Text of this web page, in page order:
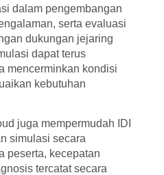
dalam pengembangan
serta evaluasi
dukungan jejaring
dapat terus
mencerminkan kondisi
kebutuhan
juga mempermudah IDI
simulasi secara
peserta, kecepatan
tercatat secara